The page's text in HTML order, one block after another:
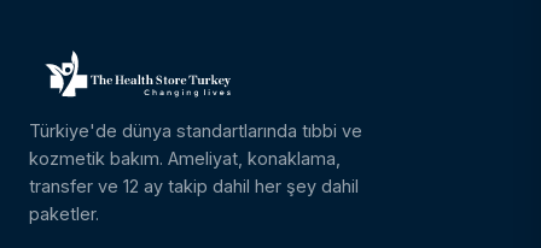
Türkiye'de dünya standartlarında tıbbi ve
kozmetik bakım. Ameliyat, konaklama,
transfer ve 12 ay takip dahil her şey dahil
paketler.